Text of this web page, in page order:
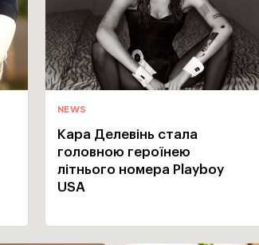
NEWS
Кара Делевінь стала
головною героїнею
літнього номера Playboy
USA